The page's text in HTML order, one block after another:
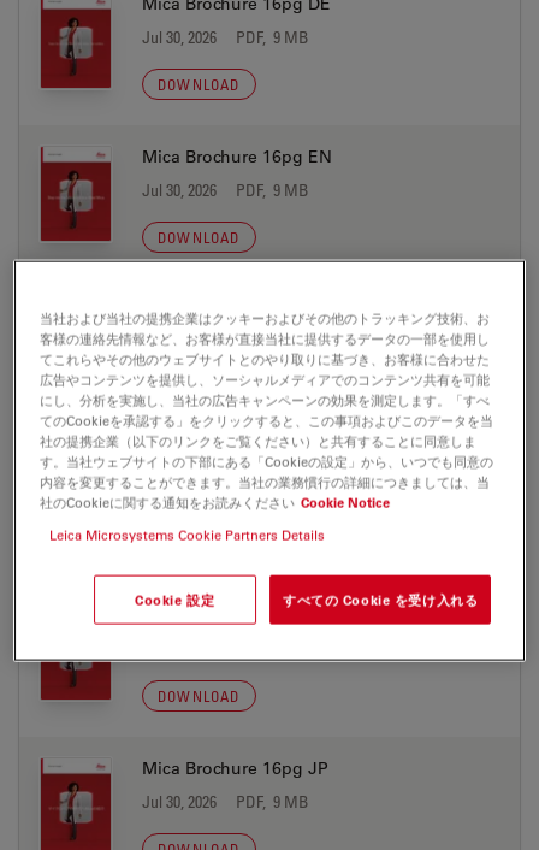
Jul 30, 2026 PDF, 9 MB
DOWNLOAD
Mica Brochure 16pg EN
Jul 30, 2026 PDF, 9 MB
DOWNLOAD
Mica Brochure 16pg ES
Jul 30, 2026 PDF, 9 MB
DOWNLOAD
Mica Brochure 16pg FR
Jul 30, 2026 PDF, 9 MB
DOWNLOAD
Mica Brochure 16pg IT
DOWNLOAD
Mica Brochure 16pg JP
Jul 30, 2026 PDF, 9 MB
当社および当社の提携企業はクッキーおよびその他のトラッキング技術、お
客様の連絡先情報など、お客様が直接当社に提供するデータの一部を使用し
てこれらやその他のウェブサイトとのやり取りに基づき、お客様に合わせた
広告やコンテンツを提供し、ソーシャルメディアでのコンテンツ共有を可能
にし、分析を実施し、当社の広告キャンペーンの効果を測定します。「すべ
てのCookieを承認する」をクリックすると、この事項およびこのデータを当
社の提携企業（以下のリンクをご覧ください）と共有することに同意しま
す。当社ウェブサイトの下部にある「Cookieの設定」から、いつでも同意の
内容を変更することができます。当社の業務慣行の詳細につきましては、当
社のCookieに関する通知をお読みください Cookie Notice
Leica Microsystems Cookie Partners Details
Cookie 設定 すべての Cookie を受け入れる